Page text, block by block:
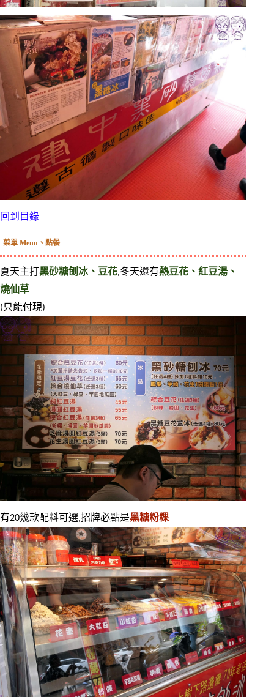
回到目錄
菜單 Menu、點餐
夏天主打 黑砂糖刨冰、豆花,冬天還有熱豆花、紅豆湯、
燒仙草
(只能付現)
有20幾款配料可選,招牌必點是黑糖粉粿